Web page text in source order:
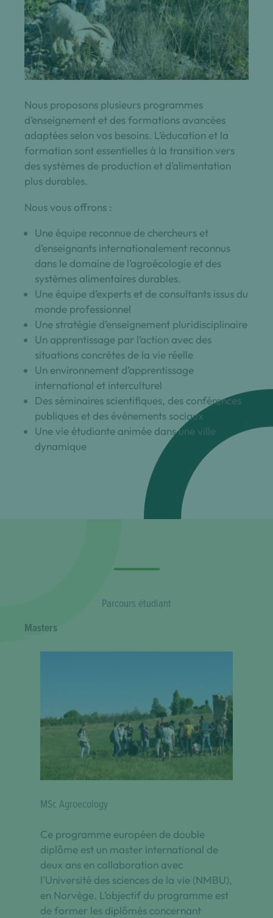
Nous proposons plusieurs programmes
d’enseignement et des formations avancées
adaptées selon vos besoins. L’éducation et la
formation sont essentielles à la transition vers
des systèmes de production et d’alimentation
plus durables.
Nous vous offrons :
Une équipe reconnue de chercheurs et
d’enseignants internationalement reconnus
dans le domaine de l’agroécologie et des
systèmes alimentaires durables.
Une équipe d’experts et de consultants issus du
monde professionnel
Une stratégie d’enseignement pluridisciplinaire
Un apprentissage par l’action avec des
situations concrètes de la vie réelle
Un environnement d’apprentissage
international et interculturel
Des séminaires scientifiques, des conférences
publiques et des événements sociaux
Une vie étudiante animée dans une ville
dynamique
Parcours étudiant
Masters
MSc Agroecology
Ce programme européen de double
diplôme est un master international de
deux ans en collaboration avec
l’Université des sciences de la vie (NMBU),
en Norvège. L’objectif du programme est
de former les diplômés concernant